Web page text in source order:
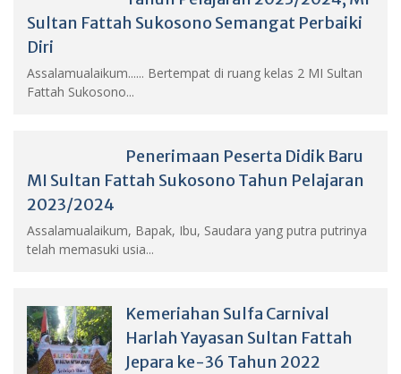
Sultan Fattah Sukosono Semangat Perbaiki
Diri
Assalamualaikum...... Bertempat di ruang kelas 2 MI Sultan
Fattah Sukosono...
Penerimaan Peserta Didik Baru
MI Sultan Fattah Sukosono Tahun Pelajaran
2023/2024
Assalamualaikum, Bapak, Ibu, Saudara yang putra putrinya
telah memasuki usia...
Kemeriahan Sulfa Carnival
Harlah Yayasan Sultan Fattah
Jepara ke-36 Tahun 2022